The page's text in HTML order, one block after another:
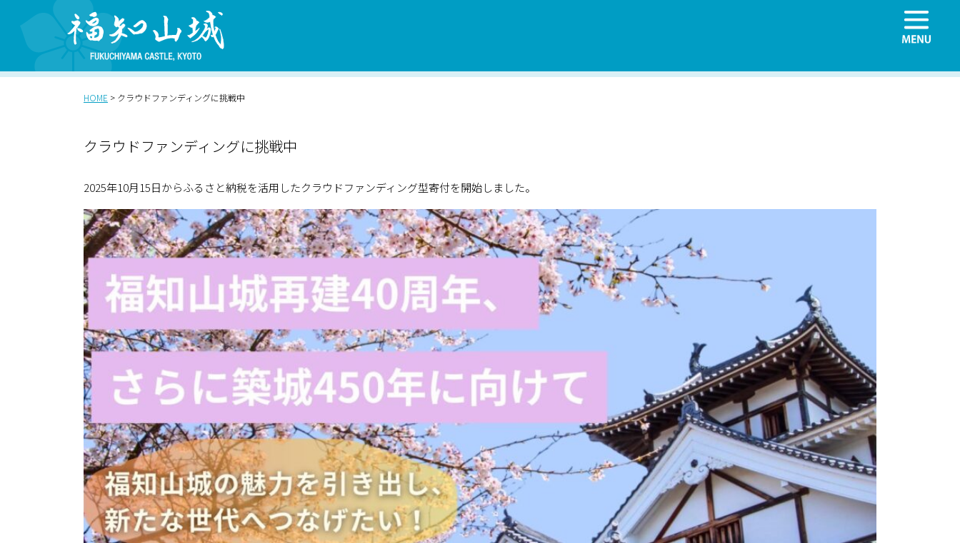
HOME > クラウドファンディングに挑戦中
クラウドファンディングに挑戦中
2025年10月15日からふるさと納税を活用したクラウドファンディング型寄付を開始しました。